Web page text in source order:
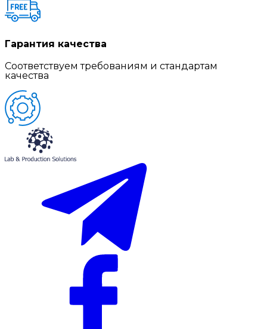
Гарантия качества
Соответствуем требованиям и стандартам
качества